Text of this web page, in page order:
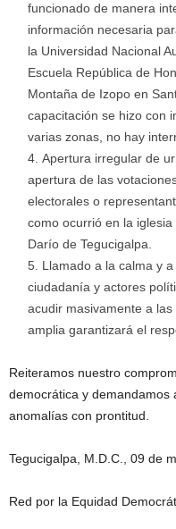
funcionado de manera
información necesaria
la Universidad Nacional
Escuela República de
Montaña de Izopo en
capacitación se hizo con
varias zonas, no hay
Apertura irregular de
apertura de las
electorales o
como ocurrió en la
Darío de Tegucigalpa.
Llamado a la calma y
ciudadanía y actores
acudir masivamente a
amplia garantizará el
Reiteramos nuestro
democrática y demandamos
anomalías con prontitud.
Tegucigalpa, M.D.C., 09 de
Red por la Equidad